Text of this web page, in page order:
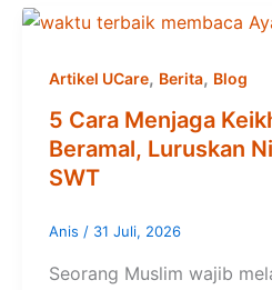
Artikel UCare, Berita, Blog
5 Cara Menjaga
Beramal, Luruskan
SWT
Anis / 31 Juli, 2026
Seorang Muslim wajib